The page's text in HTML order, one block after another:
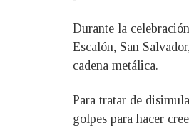
Durante la
Escalón, San
cadena metálica.
Para tratar de
golpes para hacer